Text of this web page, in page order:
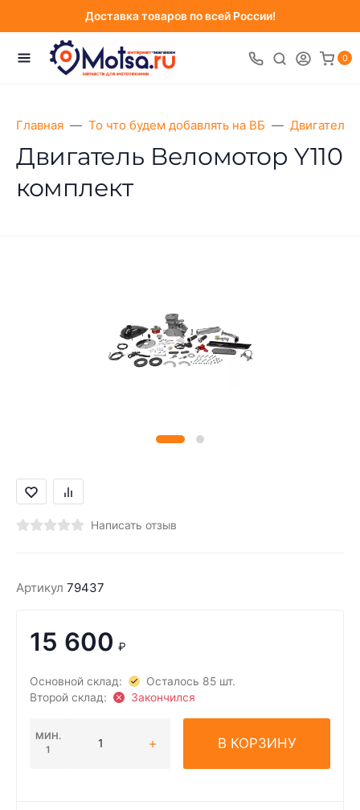
Доставка товаров по всей России!
0
Главная То что будем добавлять на ВБ Двигатели
Двигатель Веломотор Y110
комплект
Написать отзыв
Артикул 79437
15 600 ₽
Основной склад:
Осталось 85 шт.
Второй склад:
Закончился
МИН.
1
В КОРЗИНУ